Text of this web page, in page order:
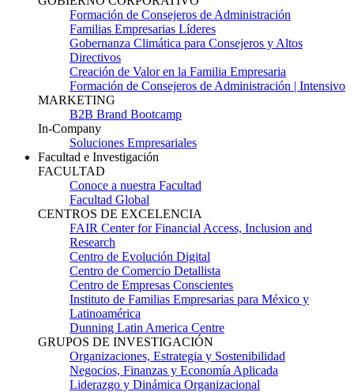
Formación de Consejeros de Administración
Familias Empresarias Líderes
Gobernanza Climática para Consejeros y Altos
Directivos
Creación de Valor en la Familia Empresaria
Formación de Consejeros de Administración | Intensivo
MARKETING
B2B Brand Bootcamp
In-Company
Soluciones Empresariales
Facultad e Investigación
FACULTAD
Conoce a nuestra Facultad
Facultad Global
CENTROS DE EXCELENCIA
FAIR Center for Financial Access, Inclusion and
Research
Centro de Evolución Digital
Centro de Comercio Detallista
Centro de Empresas Conscientes
Instituto de Familias Empresarias para México y
Latinoamérica
Dunning Latin America Centre
GRUPOS DE INVESTIGACIÓN
Organizaciones, Estrategia y Sostenibilidad
Negocios, Finanzas y Economía Aplicada
Liderazgo y Dinámica Organizacional